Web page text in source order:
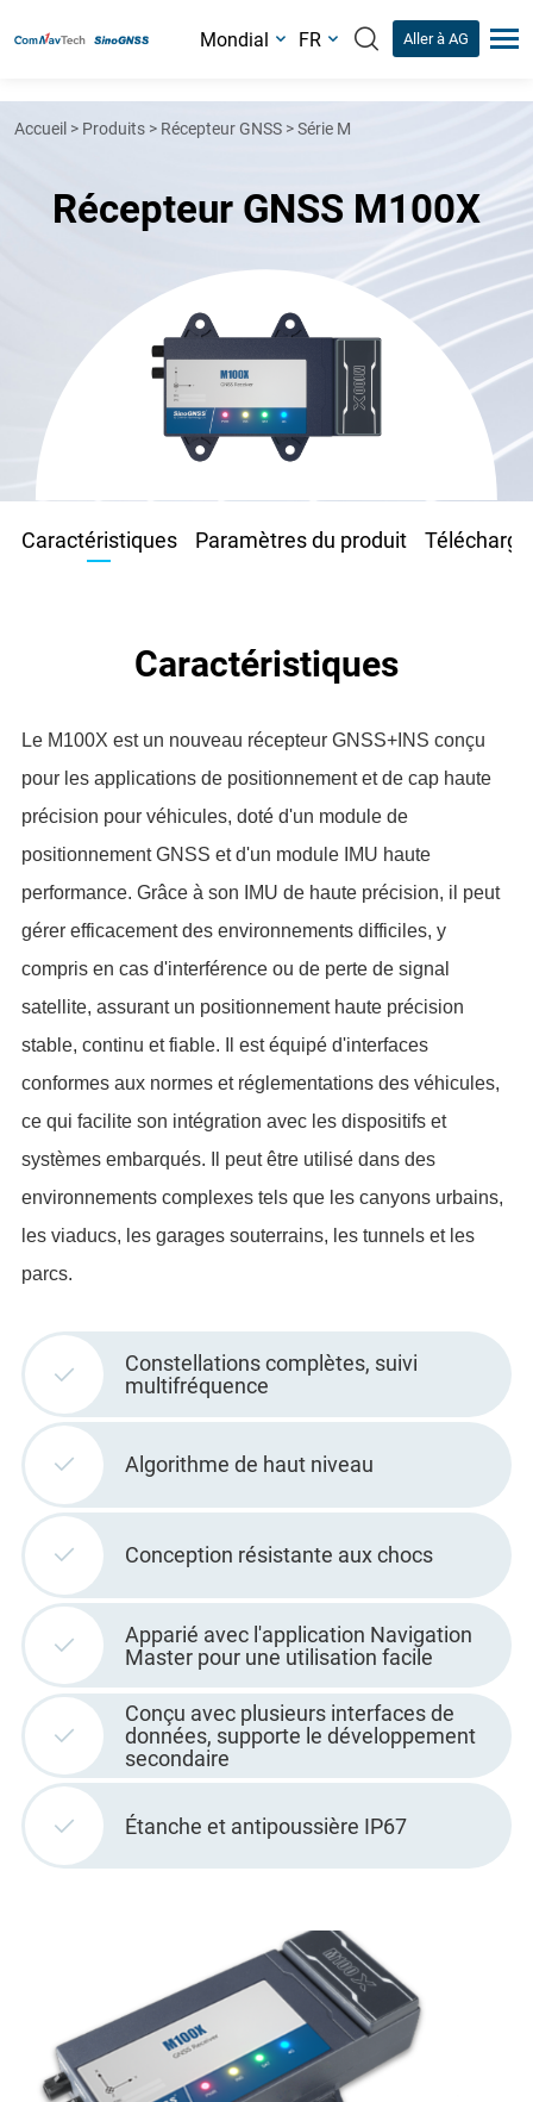
Mondial FR Aller à AG
Accueil > Produits > Récepteur GNSS >Série M
Récepteur GNSS M100X
Caractéristiques Paramètres du produit
Caractéristiques
Le M100X est un nouveau récepteur GNSS+INS conçu
pour les applications de positionnement et de cap haute
précision pour véhicules, doté d'un module de
positionnement GNSS et d'un module IMU haute
performance. Grâce à son IMU de haute précision, il peut
gérer efficacement des environnements difficiles, y
compris en cas d'interférence ou de perte de signal
satellite, assurant un positionnement haute précision
stable, continu et fiable. Il est équipé d'interfaces
conformes aux normes et réglementations des véhicules,
ce qui facilite son intégration avec les dispositifs et
systèmes embarqués. Il peut être utilisé dans des
environnements complexes tels que les canyons urbains,
les viaducs, les garages souterrains, les tunnels et les
parcs.
Constellations complètes, suivi
multifréquence
Algorithme de haut niveau
Conception résistante aux chocs
Apparié avec l'application Navigation
Master pour une utilisation facile
Conçu avec plusieurs interfaces de
données, supporte le développement
secondaire
Étanche et antipoussière IP67